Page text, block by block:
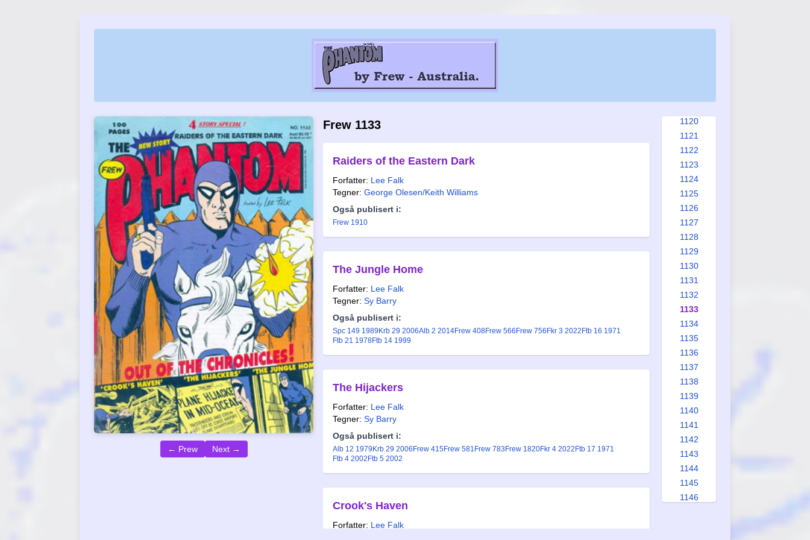
← Prew Next →
Frew 1133
Raiders of the Eastern Dark
Forfatter: Lee Falk
Tegner: George Olesen/Keith Williams
Også publisert i:
Frew 1910
The Jungle Home
Forfatter: Lee Falk
Tegner: Sy Barry
Også publisert i:
Spc 149 1989 Krb 29 2006Alb 2 2014Frew 408Frew 566 Frew 756 Fkr 3 2022 Ftb 16 1971
Ftb 21 1978Ftb 14 1999
The Hijackers
Forfatter: Lee Falk
Tegner: Sy Barry
Også publisert i:
Alb 12 1979 Krb 29 2006 Frew 415Frew 581 Frew 783 Frew 1820Fkr 4 2022 Ftb 17 1971
Ftb 4 2002 Ftb 5 2002
Crook's Haven
Forfatter: Lee Falk
1120
1121
1122
1123
1124
1125
1126
1127
1128
1129
1130
1131
1132
1133
1134
1135
1136
1137
1138
1139
1140
1141
1142
1143
1144
1145
1146